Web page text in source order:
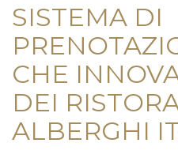
SISTEMA DI
CHE
DEI
ALBERGHI